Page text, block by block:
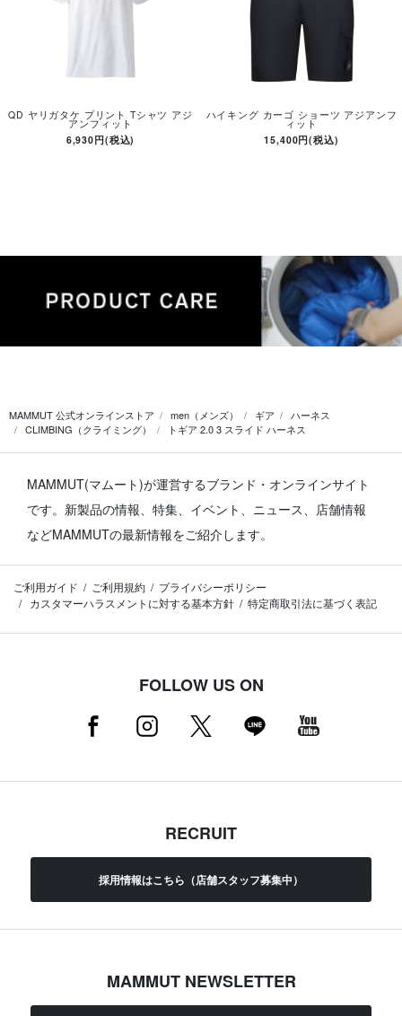
QD ヤリガタケ プリント Tシャツ アジ
アンフィット
6,930円(税込)
ハイキング カーゴ ショーツ アジアンフ
ィット
15,400円(税込)
MAMMUT 公式オンラインストア men（メンズ） ギア
ハーネス
CLIMBING（クライミング）
トギア 2.0 3 スライド ハーネス
MAMMUT(マムート)が運営するブランド・オンラインサイト
です。 新製品の情報、特集、イベント、ニュース、店舗情報
などMAMMUTの最新情報をご紹介します。
ご利用ガイド ご利用規約
プライバシーポリシー
カスタマーハラスメントに対する基本方針
特定商取引法に基づく表記
FOLLOW US ON
RECRUIT
採用情報はこちら（店舗スタッフ募集中）
MAMMUT NEWSLETTER